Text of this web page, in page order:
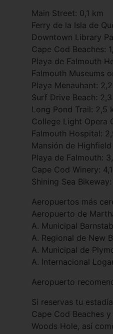
Main Street: 0,1 km
Ferry de la Isla de
Downtown Library
Cape Cod Beaches:
Playa de Falmouth
Falmouth Museums
Playa Menauhant:
Surf Drive Beach:
Long Pond Trail: 2,5
College Light Opera
Falmouth Hospital:
Mansión de
Playa de Falmouth:
Cape Cod Winery:
Shining Sea
Aeropuertos más
Aeropuerto de
A. Municipal
A. Regional de New
A. Municipal de
A. Internacional
Aeropuerto
Si reservas tu
Cape Cod Beaches
Woods Hole, así